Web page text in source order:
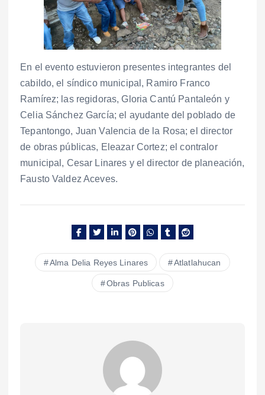
En el evento estuvieron presentes integrantes del
cabildo, el síndico municipal, Ramiro Franco
Ramírez; las regidoras, Gloria Cantú Pantaleón y
Celia Sánchez García; el ayudante del poblado de
Tepantongo, Juan Valencia de la Rosa; el director
de obras públicas, Eleazar Cortez; el contralor
municipal, Cesar Linares y el director de planeación,
Fausto Valdez Aceves.
Alma Delia Reyes Linares Atlatlahucan
Obras Publicas